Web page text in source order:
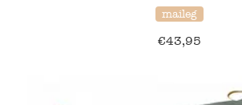
maileg
€43,95